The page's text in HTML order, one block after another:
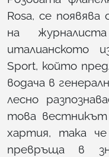
Rosa, се
на
италианското
Sport, който
водача в
лесно
това
хартия, така
превръща в